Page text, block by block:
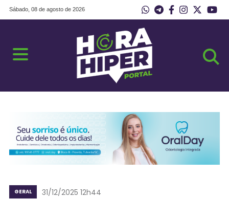
Sábado, 08 de agosto de 2026
GERAL 31/12/2025 12h44